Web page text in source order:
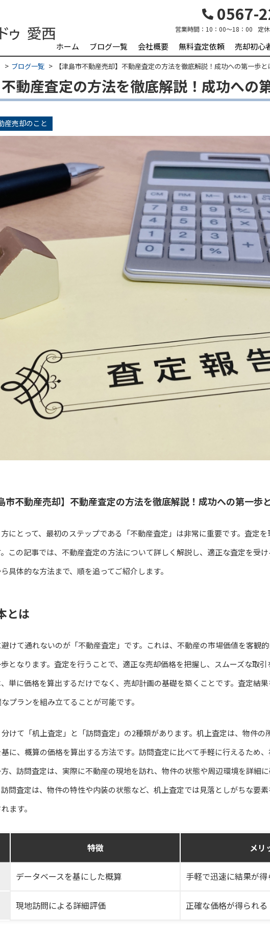
0567-
営業時間： 10：00～18：00 定
ホーム ブログ一覧 会社概要 無料査定依頼 売却初心
ブログ一覧 【津島市不動産売却】不動産査定の方法を徹底解説！成功への第一歩と
動産査定の方法を徹底解説！成功への
産売却のこと
市不動産売却】不動産査定の方法を徹底解説！成功への第一歩
にとって、最初のステップである「不動産査定」は非常に重要です。査定
この記事では、不動産査定の方法について詳しく解説し、適正な査定を受
具体的な方法まで、順を追ってご紹介します。
とは
けて通れないのが「不動産査定」です。これは、不動産の市場価値を客観
となります。査定を行うことで、適正な売却価格を把握し、スムーズな取
単に価格を算出するだけでなく、売却計画の基礎を築くことです。査定結
プランを組み立てることが可能です。
けて「机上査定」と「訪問査定」の2種類があります。机上査定は、物件の
に、概算の価格を算出する方法です。訪問査定に比べて手軽に行えるため
、訪問査定は、実際に不動産の現地を訪れ、物件の状態や周辺環境を詳細
問査定は、物件の特性や内装の状態など、机上査定では見落としがちな要
ます。
特徴 メリ
データベースを基にした概算 手軽で迅速に結果が得
現地訪問による詳細評価 正確な価格が得られる